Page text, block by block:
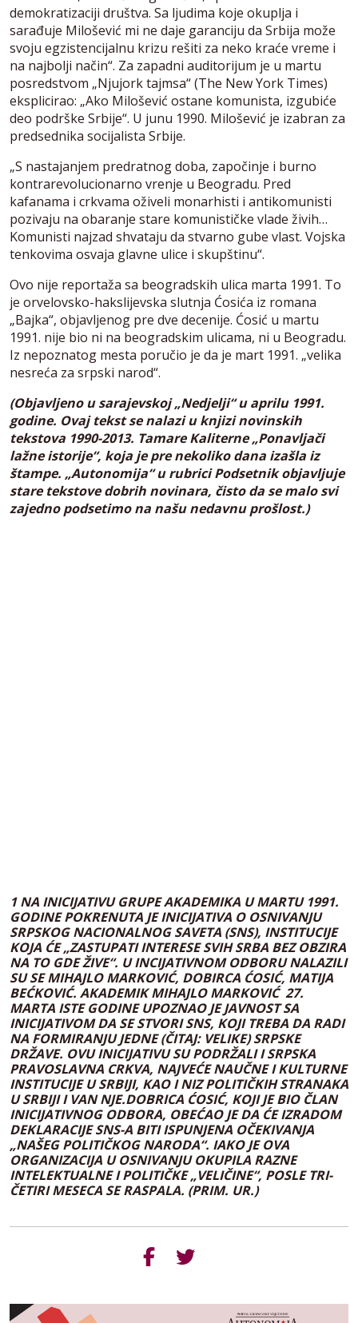
demokratizaciji društva. Sa ljudima koje okuplja i
sarađuje Milošević mi ne daje garanciju da Srbija može
svoju egzistencijalnu krizu rešiti za neko kraće vreme i
na najbolji način“. Za zapadni auditorijum je u martu
posredstvom „Njujork tajmsa“ (The New York Times)
eksplicirao: „Ako Milošević ostane komunista, izgubiće
deo podrške Srbije“. U junu 1990. Milošević je izabran za
predsednika socijalista Srbije.
„S nastajanjem predratnog doba, započinje i burno
kontrarevolucionarno vrenje u Beogradu. Pred
kafanama i crkvama oživeli monarhisti i antikomunisti
pozivaju na obaranje stare komunističke vlade živih…
Komunisti najzad shvataju da stvarno gube vlast. Vojska
tenkovima osvaja glavne ulice i skupštinu“.
Ovo nije reportaža sa beogradskih ulica marta 1991. To
je orvelovsko-hakslijevska slutnja Ćosića iz romana
„Bajka“, objavljenog pre dve decenije. Ćosić u martu
1991. nije bio ni na beogradskim ulicama, ni u Beogradu.
Iz nepoznatog mesta poručio je da je mart 1991. „velika
nesreća za srpski narod“.
(Objavljeno u sarajevskoj „Nedjelji“ u aprilu 1991.
godine. Ovaj tekst se nalazi u knjizi novinskih
tekstova 1990-2013. Tamare Kaliterne „Ponavljači
lažne istorije“, koja je pre nekoliko dana izašla iz
štampe. „Autonomija“ u rubrici Podsetnik objavljuje
stare tekstove dobrih novinara, čisto da se malo svi
zajedno podsetimo na našu nedavnu prošlost.)
1 NA INICIJATIVU GRUPE AKADEMIKA U MARTU 1991.
GODINE POKRENUTA JE INICIJATIVA O OSNIVANJU
SRPSKOG NACIONALNOG SAVETA (SNS), INSTITUCIJE
KOJA ĆE „ZASTUPATI INTERESE SVIH SRBA BEZ OBZIRA
NA TO GDE ŽIVE“. U INCIJATIVNOM ODBORU NALAZILI
SU SE MIHAJLO MARKOVIĆ, DOBIRCA ĆOSIĆ, MATIJA
BEĆKOVIĆ. AKADEMIK MIHAJLO MARKOVIĆ 27.
MARTA ISTE GODINE UPOZNAO JE JAVNOST SA
INICIJATIVOM DA SE STVORI SNS, KOJI TREBA DA RADI
NA FORMIRANJU JEDNE (ČITAJ: VELIKE) SRPSKE
DRŽAVE. OVU INICIJATIVU SU PODRŽALI I SRPSKA
PRAVOSLAVNA CRKVA, NAJVEĆE NAUČNE I KULTURNE
INSTITUCIJE U SRBIJI, KAO I NIZ POLITIČKIH STRANAKA
U SRBIJI I VAN NJE.DOBRICA ĆOSIĆ, KOJI JE BIO ČLAN
INICIJATIVNOG ODBORA, OBEĆAO JE DA ĆE IZRADOM
DEKLARACIJE SNS-A BITI ISPUNJENA OČEKIVANJA
„NAŠEG POLITIČKOG NARODA“. IAKO JE OVA
ORGANIZACIJA U OSNIVANJU OKUPILA RAZNE
INTELEKTUALNE I POLITIČKE „VELIČINE“, POSLE TRI-
ČETIRI MESECA SE RASPALA. (PRIM. UR.)